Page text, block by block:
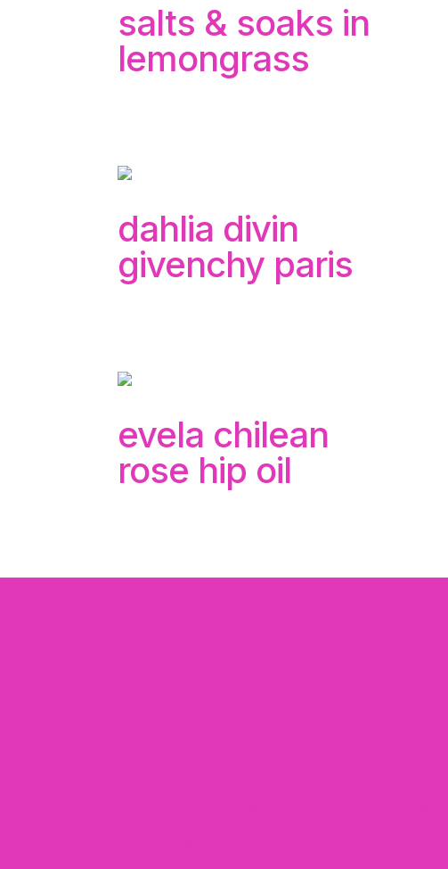
salts & soaks in
lemongrass
dahlia divin
givenchy paris
evela chilean
rose hip oil